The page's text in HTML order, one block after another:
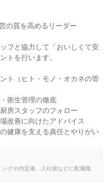
の質を高めるリーダー
フと協力して「おいしくて安
トを行います。
ト（ヒト・モノ・オカネの管
衛生管理の徹底
房スタッフのフォロー
改善に向けたアドバイス
健康を支える責任とやりがい
グや内定後、入社後などに配属職